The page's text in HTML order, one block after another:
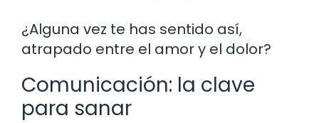
¿Alguna vez te has sentido así,
atrapado entre el amor y el dolor?
Comunicación: la clave
para sanar